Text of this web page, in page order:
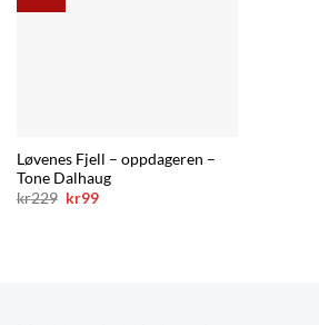
Løvenes Fjell – oppdageren –
Tone Dalhaug
kr229 Opprinnelig
kr99Nåværende